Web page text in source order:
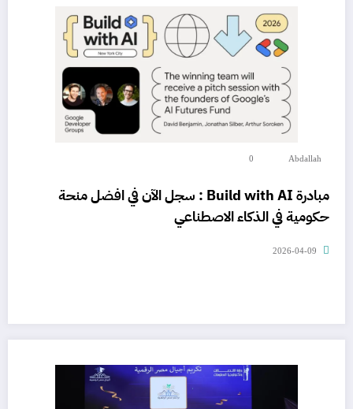
Abdallah
0
مبادرة Build with AI : سجل الآن في افضل منحة
حكومية في الذكاء الاصطناعي
2026-04-09